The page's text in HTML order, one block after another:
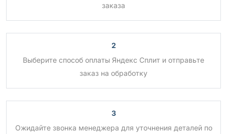
заказа
2
Выберите способ оплаты Яндекс Сплит и отправьте
заказ на обработку
3
Ожидайте звонка менеджера для уточнения деталей по